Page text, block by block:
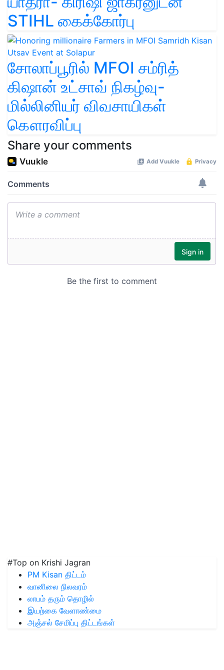
STIHL கைக்கோர்பு
சோலாப்பூரில் MFOI சம்ரித்
கிஷான் உட்சாவ் நிகழ்வு-
மில்லினியர் விவசாயிகள்
கௌரவிப்பு
Share your comments
#Top on Krishi Jagran
PM Kisan திட்டம்
வானிலை நிலவரம்
லாபம் தரும் தொழில்
இயற்கை வேளாண்மை
அஞ்சல் சேமிப்பு திட்டங்கள்